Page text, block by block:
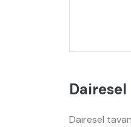
Dairesel
Dairesel